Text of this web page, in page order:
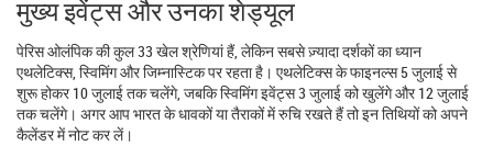
मुख्य इवेंट्स और उनका शेड्यूल
पेरिस ओलंपिक की कुल 33 खेल श्रेणियां हैं, लेकिन सबसे ज़्यादा दर्शकों का ध्यान
एथलेटिक्स, स्विमिंग और जिम्नास्टिक पर रहता है। एथलेटिक्स के फाइनल्स 5 जुलाई से
शुरू होकर 10 जुलाई तक चलेंगे, जबकि स्विमिंग इवेंट्स 3 जुलाई को खुलेंगे और 12 जुलाई
तक चलेंगे। अगर आप भारत के धावकों या तैराकों में रुचि रखते हैं तो इन तिथियों को अपने
कैलेंडर में नोट कर लें।